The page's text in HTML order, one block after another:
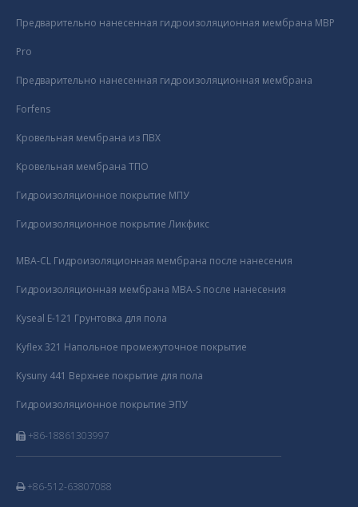
Предварительно нанесенная гидроизоляционная мембрана MBP
Pro
Предварительно нанесенная гидроизоляционная мембрана
Forfens
Кровельная мембрана из ПВХ
Кровельная мембрана ТПО
Гидроизоляционное покрытие МПУ
Гидроизоляционное покрытие Ликфикс
MBA-CL Гидроизоляционная мембрана после нанесения
Гидроизоляционная мембрана MBA-S после нанесения
Kyseal E-121 Грунтовка для пола
Kyflex 321 Напольное промежуточное покрытие
Kysuny 441 Верхнее покрытие для пола
Гидроизоляционное покрытие ЭПУ
 +86-18861303997
+86-512-63807088